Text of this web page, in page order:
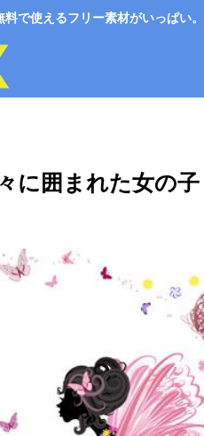
料で使えるフリー素材がいっぱ
に囲まれた女の